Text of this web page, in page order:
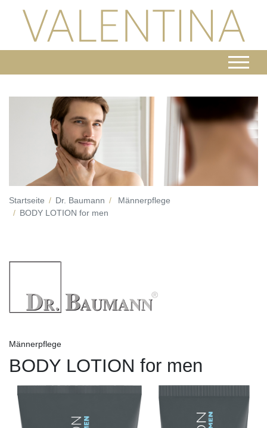
Startseite Dr. Baumann
Männerpflege
BODY LOTION for men
Männerpflege
BODY LOTION for men